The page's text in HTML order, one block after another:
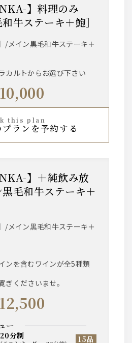
和牛ステーキ＋鮑］
/メイン黒毛和牛ステーキ＋
カルトからお選び下さい
10,000
this plan
プランを予約する
毛和牛ステーキ＋
/メイン黒毛和牛ステーキ＋
ンを含むワインが全5種類
ぎくださいませ。
12,500
ー
120分制 15品